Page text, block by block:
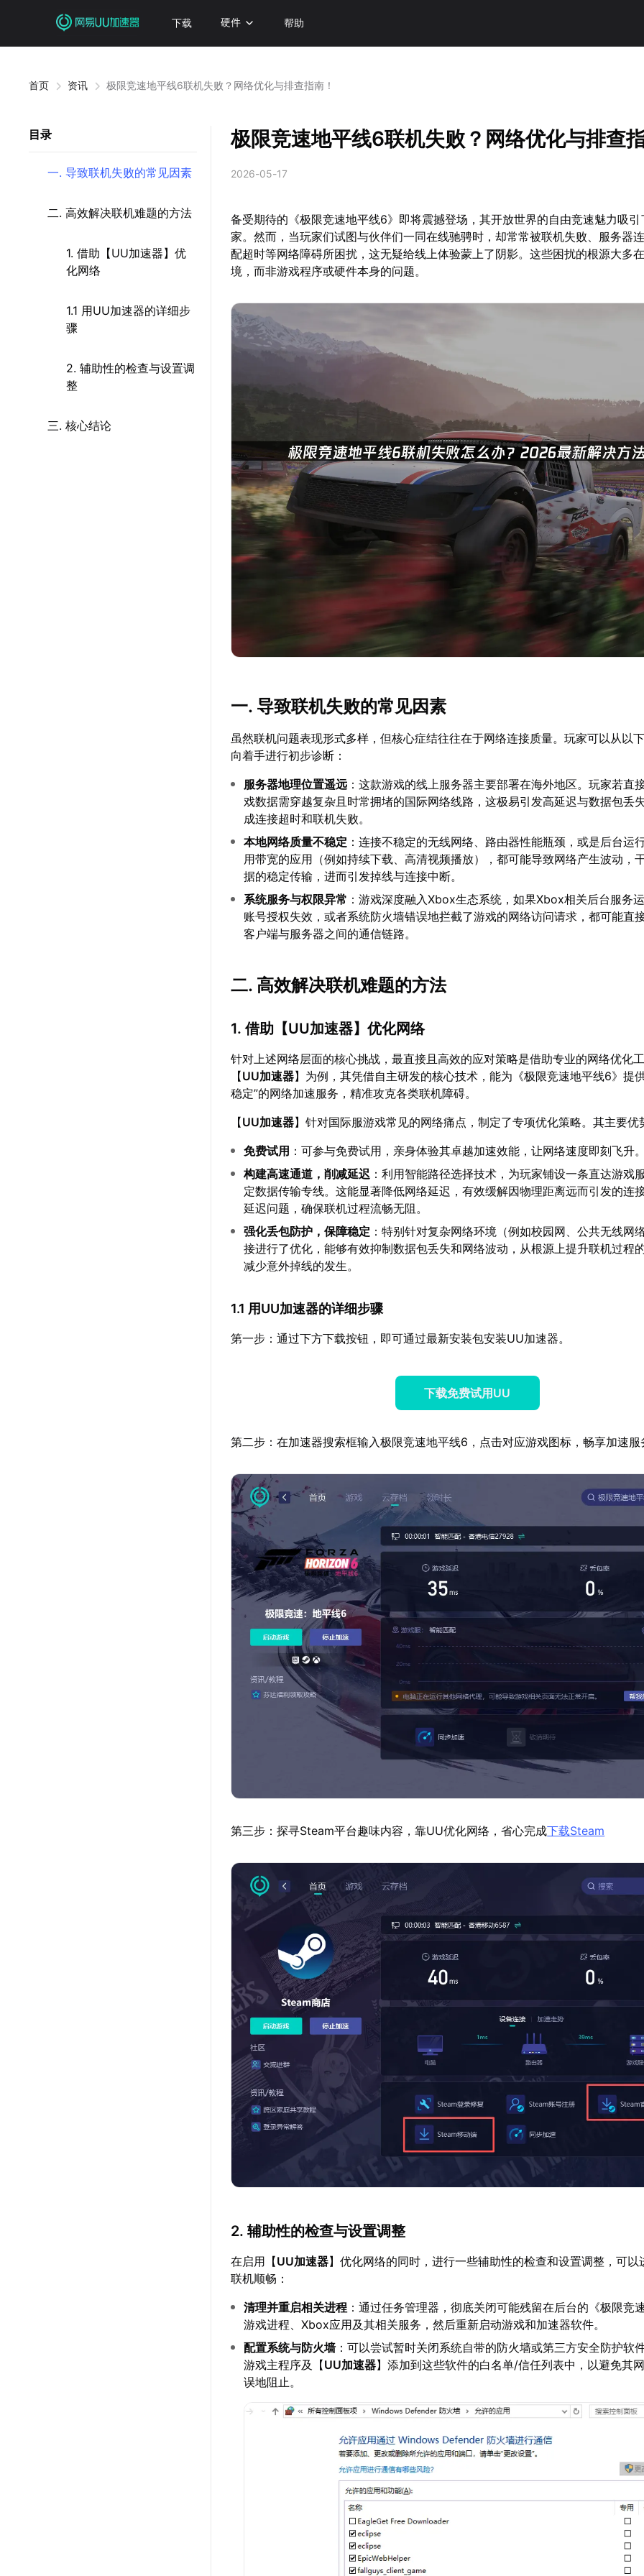
下载 硬件 帮助
首页 资讯 极限竞速地平线6联机失败？网络优化与排查指南！
目录
一. 导致联机失败的常见因素
二. 高效解决联机难题的方法
1. 借助【UU加速器】优
化网络
1.1 用UU加速器的详细步
骤
2. 辅助性的检查与设置调
整
三. 核心结论
极限竞速地平线6联机失败？网络优化与排查
2026-05-17
备受期待的《极限竞速地平线6》即将震撼登场，其开放世界的自由竞速魅力吸引
家。然而，当玩家们试图与伙伴们一同在线驰骋时，却常常被联机失败、服务器
配超时等网络障碍所困扰，这无疑给线上体验蒙上了阴影。这些困扰的根源大多
境，而非游戏程序或硬件本身的问题。
一. 导致联机失败的常见因素
虽然联机问题表现形式多样，但核心症结往往在于网络连接质量。玩家可以从以
向着手进行初步诊断：
服务器地理位置遥远 ：这款游戏的线上服务器主要部署在海外地区。玩家若直
戏数据需穿越复杂且时常拥堵的国际网络线路，这极易引发高延迟与数据包丢
成连接超时和联机失败。
本地网络质量不稳定 ：连接不稳定的无线网络、路由器性能瓶颈，或是后台运
用带宽的应用（例如持续下载、高清视频播放），都可能导致网络产生波动，
据的稳定传输，进而引发掉线与连接中断。
系统服务与权限异常 ：游戏深度融入Xbox生态系统，如果Xbox相关后台服务
账号授权失效，或者系统防火墙错误地拦截了游戏的网络访问请求，都可能直
客户端与服务器之间的通信链路。
二. 高效解决联机难题的方法
1. 借助【UU加速器】优化网络
针对上述网络层面的核心挑战，最直接且高效的应对策略是借助专业的网络优化
【UU加速器】为例，其凭借自主研发的核心技术，能为《极限竞速地平线6》提
稳定”的网络加速服务，精准攻克各类联机障碍。
【UU加速器】针对国际服游戏常见的网络痛点，制定了专项优化策略。其主要优
免费试用 ：可参与免费试用，亲身体验其卓越加速效能，让网络速度即刻飞升
构建高速通道，削减延迟 ：利用智能路径选择技术，为玩家铺设一条直达游戏
定数据传输专线。这能显著降低网络延迟，有效缓解因物理距离远而引发的连
延迟问题，确保联机过程流畅无阻。
强化丢包防护，保障稳定 ：特别针对复杂网络环境（例如校园网、公共无线网
接进行了优化，能够有效抑制数据包丢失和网络波动，从根源上提升联机过程
减少意外掉线的发生。
1.1 用UU加速器的详细步骤
第一步：通过下方下载按钮，即可通过最新安装包安装UU加速器。
下载免费试用UU
第二步：在加速器搜索框输入极限竞速地平线6，点击对应游戏图标，畅享加速服
第三步：探寻Steam平台趣味内容，靠UU优化网络，省心完成下载Steam
2. 辅助性的检查与设置调整
在启用【UU加速器】优化网络的同时，进行一些辅助性的检查和设置调整，可以
联机顺畅：
清理并重启相关进程 ：通过任务管理器，彻底关闭可能残留在后台的《极限竞
游戏进程、Xbox应用及其相关服务，然后重新启动游戏和加速器软件。
配置系统与防火墙：可以尝试暂时关闭系统自带的防火墙或第三方安全防护软
游戏主程序及【UU加速器】添加到这些软件的白名单/信任列表中，以避免其
误地阻止。